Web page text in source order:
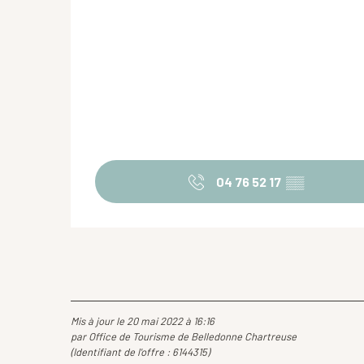
04 76 52 17 ▒▒
Mis à jour le 20 mai 2022 à 16:16
par Office de Tourisme de Belledonne Chartreuse
(Identifiant de l'offre : 6144315)